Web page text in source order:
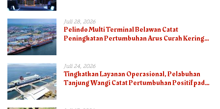
Juli 28, 2026
Pelindo Multi Terminal Belawan Catat
Peningkatan Pertumbuhan Arus Curah Kering
Juli 24, 2026
Tingkatkan Layanan Operasional, Pelabuhan
Tanjung Wangi Catat Pertumbuhan Positif pada